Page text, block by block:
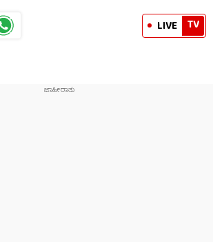
LIVE TV